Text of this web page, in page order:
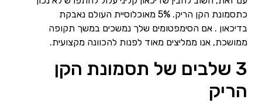
כתסמונת הקן הריק. 5% מאוכלוסיית העולם נאבקת
בדיכאון . אם הסימפטומים שלך נמשכים במשך תקופה
ממושכת, אנו ממליצים מאוד לפנות להכוונה מקצועית.
3 שלבים של תסמונת הקן
הריק